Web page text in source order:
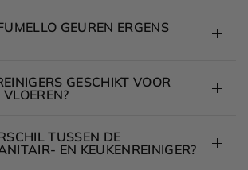
GEUREN ERGENS
GESCHIKT VOOR
TUSSEN DE
EN KEUKENREINIGER?